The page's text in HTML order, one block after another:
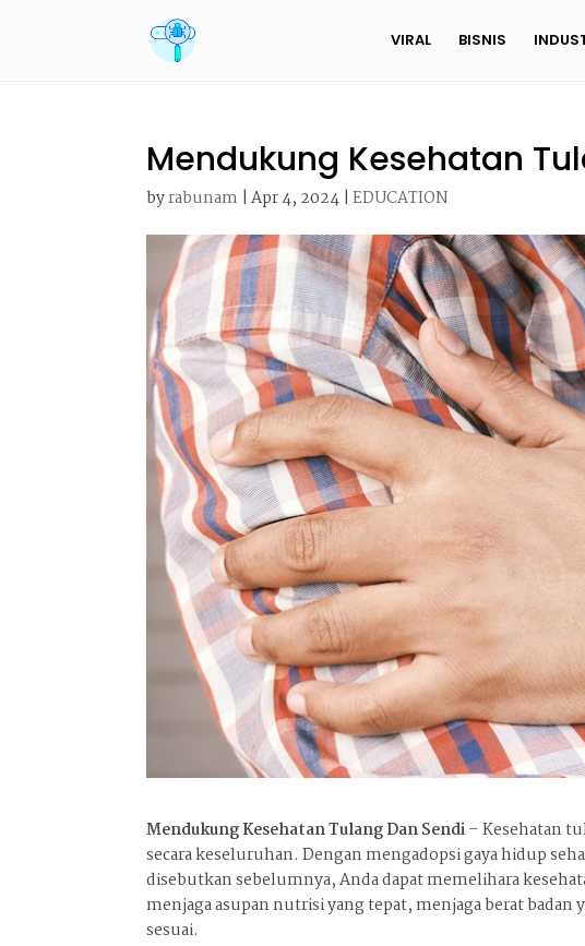
VIRAL BISNIS
Mendukung Kesehatan
byrabunam |Apr 4, 2024 |EDUCATION
Mendukung Kesehatan Tulang Dan Sendi– Kesehatan
secara keseluruhan. Dengan mengadopsi gaya hidup
disebutkan sebelumnya, Anda dapat memelihara
menjaga asupan nutrisi yang tepat, menjaga berat
sesuai.